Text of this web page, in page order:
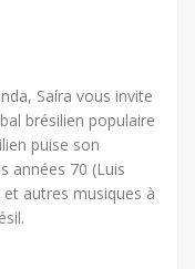
Saíra vous invite
brésilien populaire
puise son
années 70 (Luis
autres musiques à